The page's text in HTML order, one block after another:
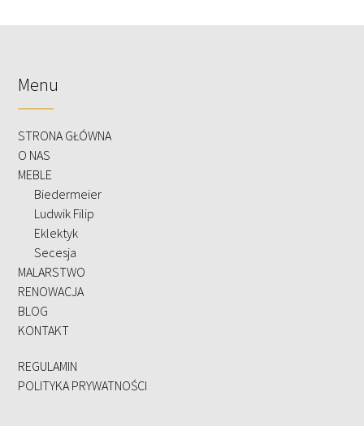
Menu
STRONA GŁÓWNA
O NAS
MEBLE
Biedermeier
Ludwik Filip
Eklektyk
Secesja
MALARSTWO
RENOWACJA
BLOG
KONTAKT
REGULAMIN
POLITYKA PRYWATNOŚCI